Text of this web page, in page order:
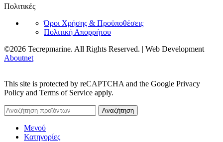
Πολιτικές
Όροι Χρήσης & Προϋποθέσεις
Πολιτική Απορρήτου
©2026 Tecrepmarine. All Rights Reserved. | Web Development
Aboutnet
This site is protected by reCAPTCHA and the Google Privacy
Policy and Terms of Service apply.
Αναζήτηση
Μενού
Κατηγορίες